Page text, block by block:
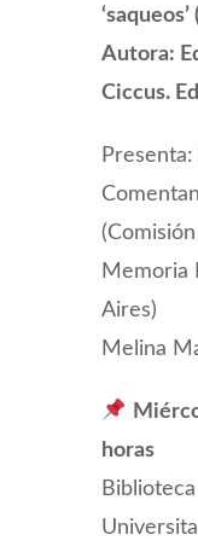
Autora:
Ciccus.
Memoria
Aires)
Melina
horas